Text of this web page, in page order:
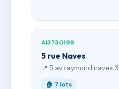
AI3730199
5 rue Naves
📍 5 av raymond naves
🏠 7 lots